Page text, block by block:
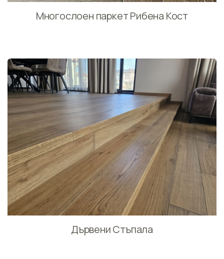
Многослоен паркет Рибена Кост
Дървени Стъпала